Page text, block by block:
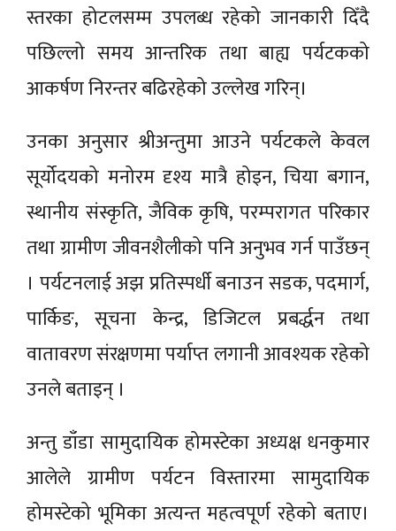
स्तरका होटलसम्म उपलब्ध रहेको जानकारी दिँदै
पछिल्लो समय आन्तरिक तथा बाह्य पर्यटकको
आकर्षण निरन्तर बढिरहेको उल्लेख गरिन्।
उनका अनुसार श्रीअन्तुमा आउने पर्यटकले केवल
सूर्योदयको मनोरम दृश्य मात्रै होइन, चिया बगान,
स्थानीय संस्कृति, जैविक कृषि, परम्परागत परिकार
तथा ग्रामीण जीवनशैलीको पनि अनुभव गर्न पाउँछन्
। पर्यटनलाई अझ प्रतिस्पर्धी बनाउन सडक, पदमार्ग,
पार्किङ, सूचना केन्द्र, डिजिटल प्रबर्द्धन तथा
वातावरण संरक्षणमा पर्याप्त लगानी आवश्यक रहेको
उनले बताइन् ।
अन्तु डाँडा सामुदायिक होमस्टेका अध्यक्ष धनकुमार
आलेले ग्रामीण पर्यटन विस्तारमा सामुदायिक
होमस्टेको भूमिका अत्यन्त महत्वपूर्ण रहेको बताए।